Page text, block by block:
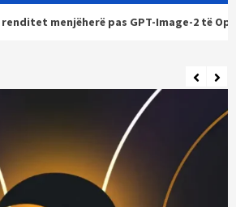
pas GPT-Image-2 të OpenAI në testet e